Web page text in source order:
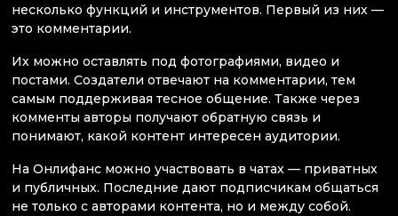
несколько функций и инструментов. Первый из них —
это комментарии.
Их можно оставлять под фотографиями, видео и
постами. Создатели отвечают на комментарии, тем
самым поддерживая тесное общение. Также через
комменты авторы получают обратную связь и
понимают, какой контент интересен аудитории.
На Онлифанс можно участвовать в чатах — приватных
и публичных. Последние дают подписчикам общаться
не только с авторами контента, но и между собой.